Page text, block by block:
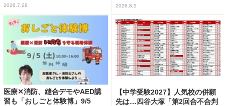
2026.7.28 2026.8.5
医療✕消防、縫合デモやAED講
習も「おしごと体験博」9/5
【中学受験2027】人気校の併願
先は…四谷大塚「第2回合不合判